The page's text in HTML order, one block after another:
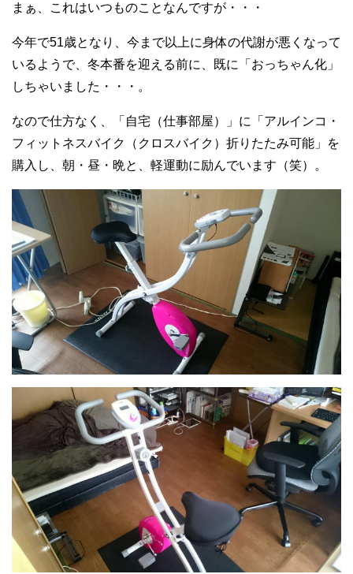
まぁ、これはいつものことなんですが・・・
今年で51歳となり、今まで以上に身体の代謝が悪くなって
いるようで、冬本番を迎える前に、既に「おっちゃん化」
しちゃいました・・・。
なので仕方なく、「自宅（仕事部屋）」に「アルインコ・
フィットネスバイク（クロスバイク）折りたたみ可能」を
購入し、朝・昼・晩と、軽運動に励んでいます（笑）。